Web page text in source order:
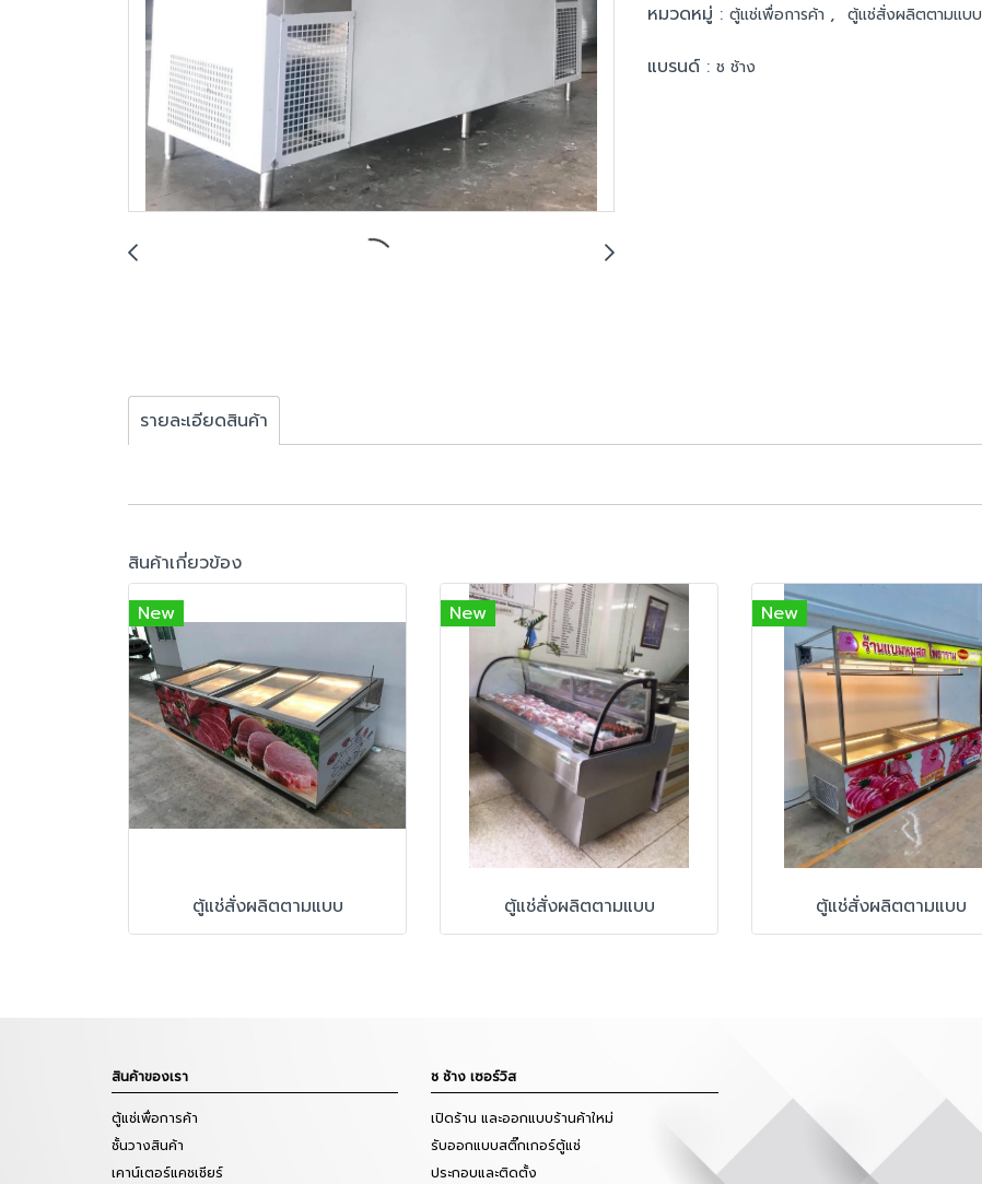
หมวดหมู่ : ตู้แช่เพื่อการค้า , ตู้แช่สั่งผลิตตามแบบ
แบรนด์ : ช ช้าง
รายละเอียดสินค้า
สินค้าเกี่ยวข้อง
New
ตู้แช่สั่งผลิตตามแบบ
New
ตู้แช่สั่งผลิตตามแบบ
New
ตู้แช่สั่งผลิตตามแบบ
สินค้าของเรา
ตู้แช่เพื่อการค้า
ชั้นวางสินค้า
เคาน์เตอร์แคชเชียร์
ช ช้าง เซอร์วิส
เปิดร้าน และออกแบบร้านค้าใหม่
รับออกแบบสติ๊กเกอร์ตู้แช่
ประกอบและติดตั้ง